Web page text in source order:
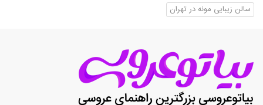
سالن زیبایی مونه در تهران